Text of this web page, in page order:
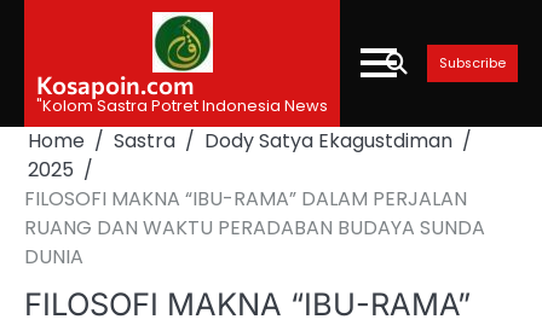
contentKosapoin.com
"Kolom Sastra Potret Indonesia News
Subscribe
Home Sastra
Dody Satya Ekagustdiman
2025
FILOSOFI MAKNA “IBU-RAMA” DALAM PERJALAN
RUANG DAN WAKTU PERADABAN BUDAYA SUNDA
DUNIA
FILOSOFI MAKNA “IBU-RAMA”